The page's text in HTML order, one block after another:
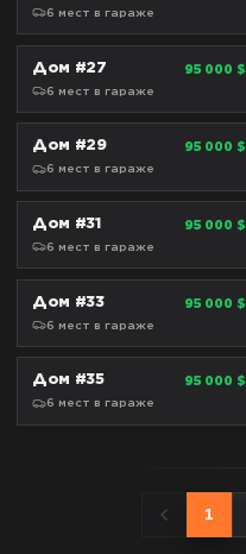
6 мест в гараже
СТАНДАРТ
Дом #27 95 000 $
6 мест в гараже
СТАНДАРТ
Дом #29 95 000 $
6 мест в гараже
СТАНДАРТ
Дом #31 95 000 $
6 мест в гараже
СТАНДАРТ
Дом #33 95 000 $
6 мест в гараже
СТАНДАРТ
Дом #35 95 000 $
6 мест в гараже
1